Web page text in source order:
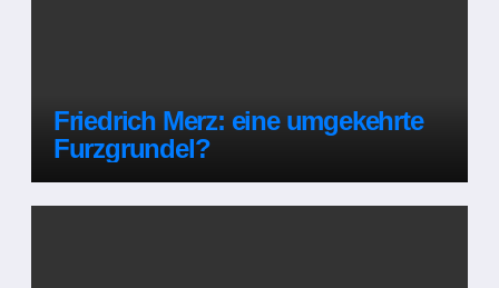
Friedrich Merz: eine umgekehrte
Furzgrundel?